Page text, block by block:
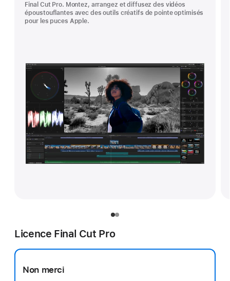
Final Cut Pro. Montez, arrangez et diffusez des vidéos
époustouflantes avec des outils créatifs de pointe optimisés
pour les puces Apple.
Licence Final Cut Pro
Non merci